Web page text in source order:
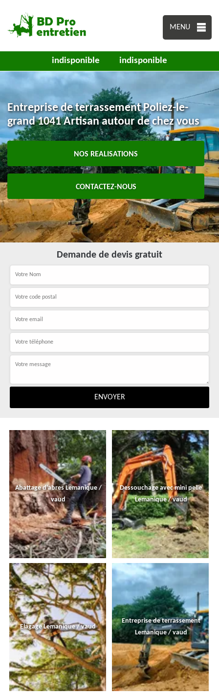
MENU
indisponible indisponible
Entreprise de terrassement Poliez-le-
grand 1041 Artisan autour de chez vous
NOS REALISATIONS
CONTACTEZ-NOUS
Demande de devis gratuit
Abattage d'abres Lemanique /
vaud
Dessouchage avec mini pelle
Lemanique / vaud
Elagage Lemanique / vaud
Entreprise de terrassement
Lemanique / vaud